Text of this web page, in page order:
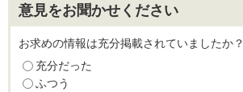
意見をお聞かせください
お求めの情報は充分掲載されていましたか？
充分だった
ふつう